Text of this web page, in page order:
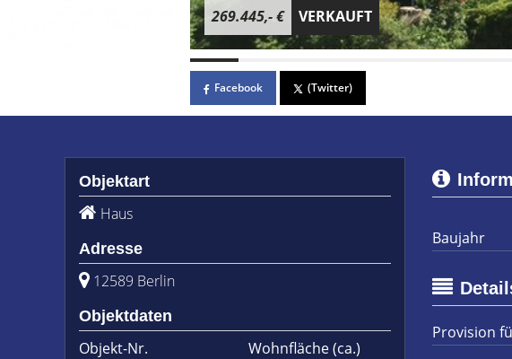
269.445,- € VERKAUFT
Facebook (Twitter)
Objektart
Haus
Adresse
12589 Berlin
Objektdaten
Objekt-Nr.
Wohnfläche(ca.)
Baujahr
Provision